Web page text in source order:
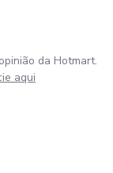
da Hotmart.
aqui